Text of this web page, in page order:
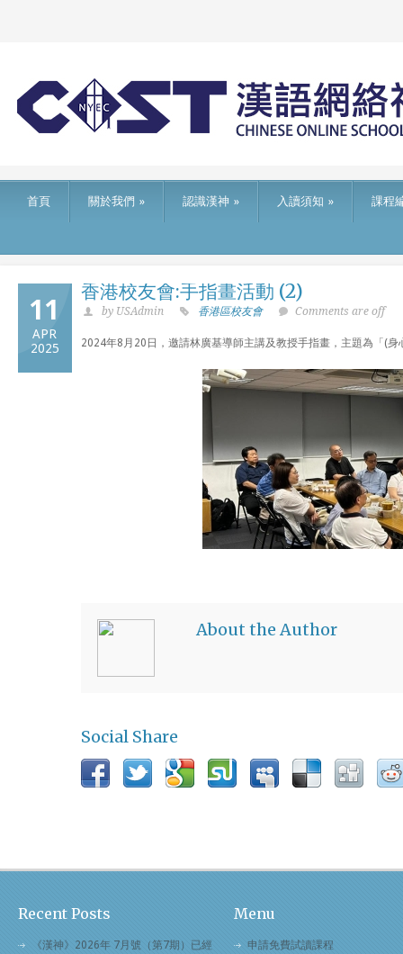
首頁 關於我們 » 認識漢神 » 入讀須知 » 課程
11
APR
2025
香港校友會:手指畫活動 (2)
by USAdmin 香港區校友會 Comments are off
2024年8月20日，邀請林廣基導師主講及教授手指畫，主題為「(身
About the Author
Social Share
Recent Posts
《漢神》2026年 7月號（第7期）已經
Menu
申請免費試讀課程